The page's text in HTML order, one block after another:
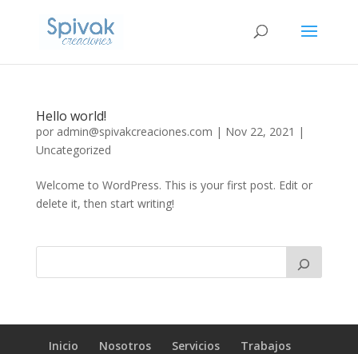
Hello world!
por admin@spivakcreaciones.com | Nov 22, 2021 |
Uncategorized
Welcome to WordPress. This is your first post. Edit or
delete it, then start writing!
Inicio Nosotros Servicios
Trabajos